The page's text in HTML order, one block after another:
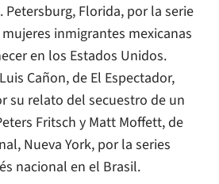
Petersburg, Florida, por la serie
inmigrantes mexicanas
en los Estados Unidos.
Cañon, de El Espectador,
su relato del secuestro de un
Fritsch y Matt Moffett, de
Nueva York, por la series
nacional en el Brasil.